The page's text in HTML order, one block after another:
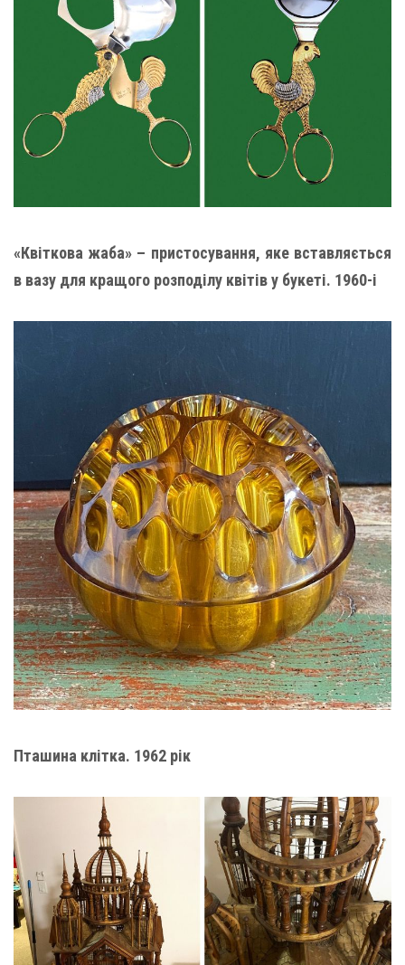
«Квіткова жаба» – пристосування, яке вставляється
в вазу для кращого розподілу квітів у букеті. 1960-і
Пташина клітка. 1962 рік